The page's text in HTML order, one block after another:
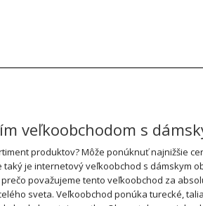
veľkoobchodom s
produktov? Môže ponúknuť najnižšie
je internetový veľkoobchod s dámskym
považujeme tento veľkoobchod za
sveta. Veľkoobchod ponúka turecké,